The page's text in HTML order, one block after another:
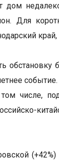
Для
числе,